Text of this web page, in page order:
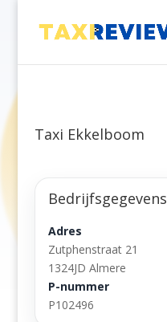
Taxi Ekkelboom
Bedrijfsgegevens
Adres
Zutphenstraat 21
1324JD Almere
P-nummer
P102496